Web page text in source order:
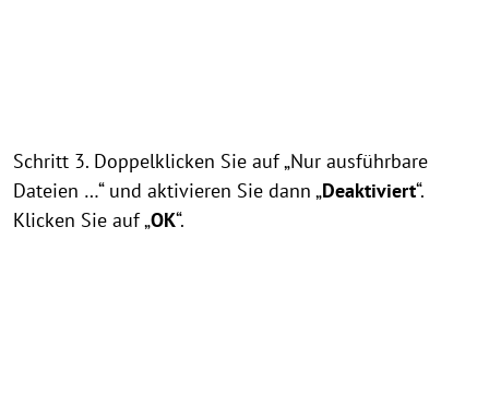
Schritt 3. Doppelklicken Sie auf „Nur ausführbare
Dateien …“ und aktivieren Sie dann „Deaktiviert“.
Klicken Sie auf „OK“.